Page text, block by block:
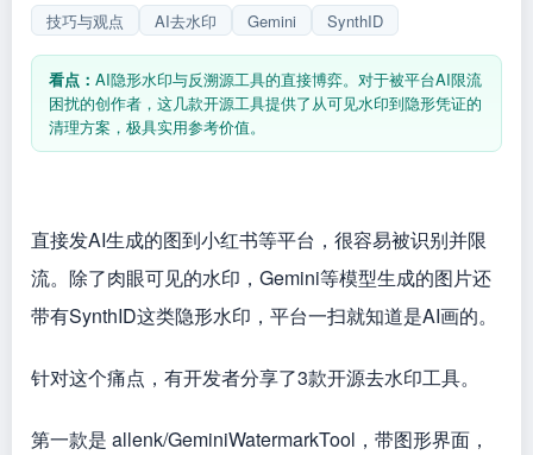
技巧与观点 AI去水印 Gemini SynthID
看点： AI隐形水印与反溯源工具的直接博弈。对于被平台AI限流
困扰的创作者，这几款开源工具提供了从可见水印到隐形凭证的
清理方案，极具实用参考价值。
直接发AI生成的图到小红书等平台，很容易被识别并限
流。除了肉眼可见的水印，Gemini等模型生成的图片还
带有SynthID这类隐形水印，平台一扫就知道是AI画的。
针对这个痛点，有开发者分享了3款开源去水印工具。
第一款是 allenk/GeminiWatermarkTool，带图形界面，